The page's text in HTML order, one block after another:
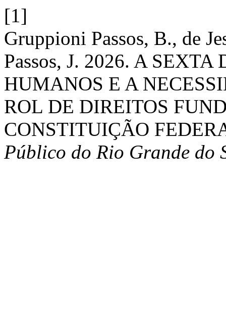
[1]
Gruppioni Passos, B., de
Passos, J. 2026. A
HUMANOS E A
ROL DE DIREITOS
CONSTITUIÇÃO
Público do Rio Grande do